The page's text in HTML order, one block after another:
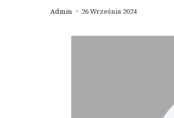
Admin 26 Września 2024